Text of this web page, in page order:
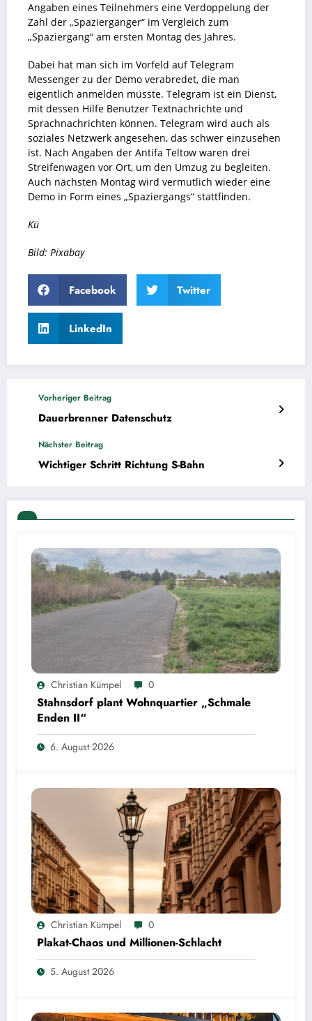
Angaben eines Teilnehmers eine Verdoppelung der
Zahl der „Spaziergänger“ im Vergleich zum
„Spaziergang“ am ersten Montag des Jahres.
Dabei hat man sich im Vorfeld auf Telegram
Messenger zu der Demo verabredet, die man
eigentlich anmelden müsste. Telegram ist ein Dienst,
mit dessen Hilfe Benutzer Textnachrichte und
Sprachnachrichten können. Telegram wird auch als
soziales Netzwerk angesehen, das schwer einzusehen
ist. Nach Angaben der Antifa Teltow waren drei
Streifenwagen vor Ort, um den Umzug zu begleiten.
Auch nächsten Montag wird vermutlich wieder eine
Demo in Form eines „Spaziergangs“ stattfinden.
Kü
Bild: Pixabay
Facebook Twitter
LinkedIn
Vorheriger Beitrag
Dauerbrenner Datenschutz
Nächster Beitrag
Wichtiger Schritt Richtung S-Bahn
Christian Kümpel 0
Stahnsdorf plant Wohnquartier „Schmale
Enden II“
6. August 2026
Christian Kümpel 0
Plakat-Chaos und Millionen-Schlacht
5. August 2026